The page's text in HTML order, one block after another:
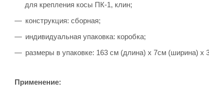
для крепления косы ПК-1, клин;
конструкция: сборная;
индивидуальная упаковка: коробка;
размеры в упаковке: 163 см (длина) х 7см (ширина) х
Применение: